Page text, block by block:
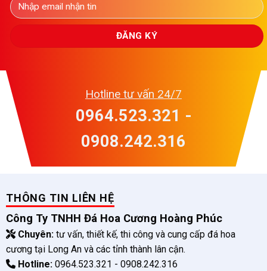
Hotline tư vấn 24/7
0964.523.321 -
0908.242.316
THÔNG TIN LIÊN HỆ
Công Ty TNHH Đá Hoa Cương Hoàng Phúc
Chuyên:tư vấn, thiết kế, thi công và cung cấp đá hoa
cương tại Long An và các tỉnh thành lân cận.
Hotline:0964.523.321 - 0908.242.316